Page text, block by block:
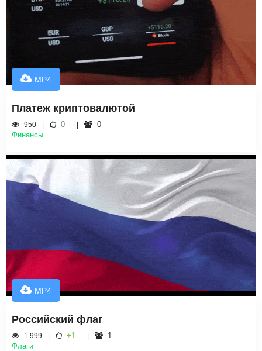
MP4
Платеж криптовалютой
950 0
0
Финансы
MP4
Российский флаг
1 999 +1
1
Флаги